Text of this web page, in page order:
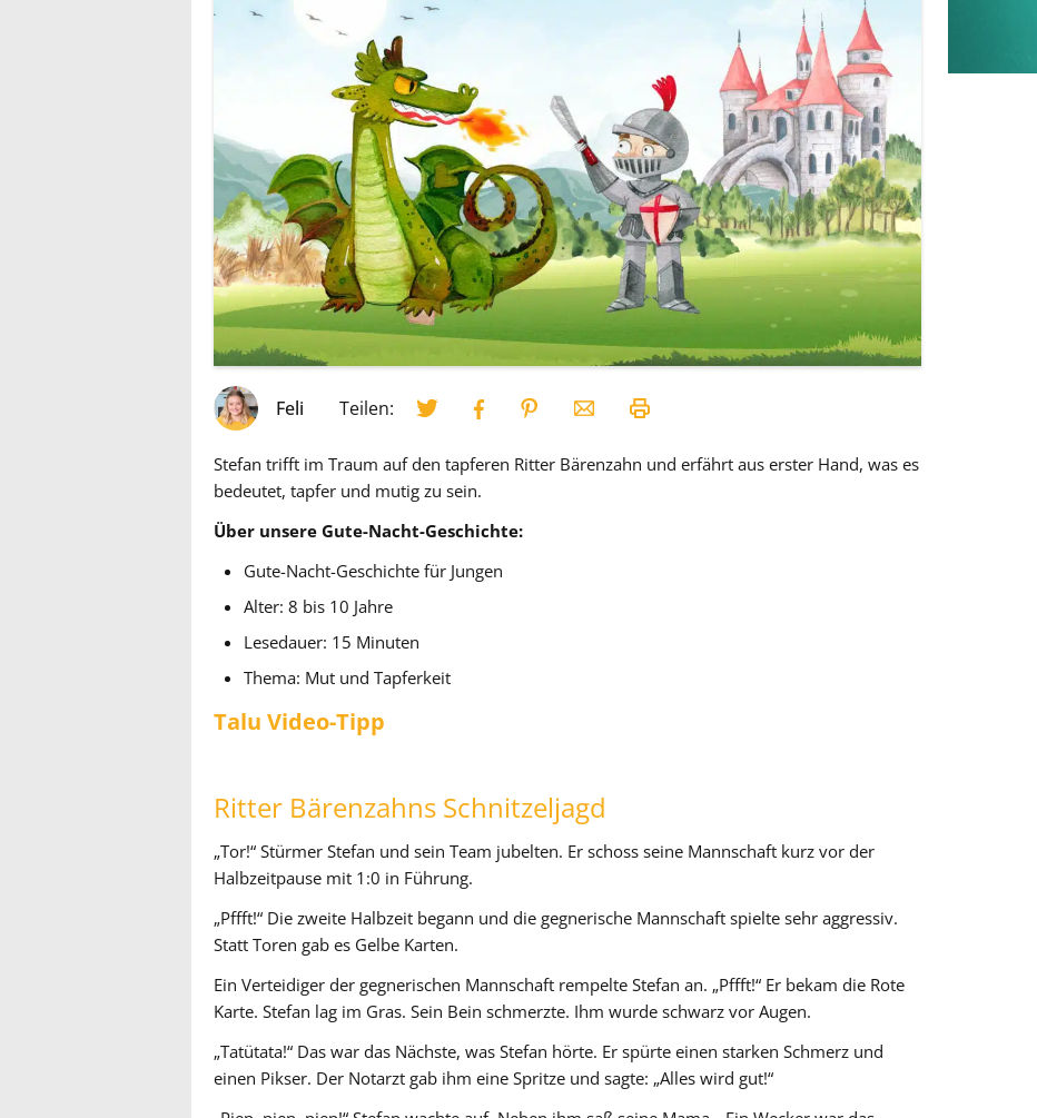
Feli Teilen:
Stefan trifft im Traum auf den tapferen Ritter Bärenzahn und erfährt aus erster Hand, was es
bedeutet, tapfer und mutig zu sein.
Über unsere Gute-Nacht-Geschichte:
Gute-Nacht-Geschichte für Jungen
Alter: 8 bis 10 Jahre
Lesedauer: 15 Minuten
Thema: Mut und Tapferkeit
Talu Video-Tipp
Ritter Bärenzahns Schnitzeljagd
„Tor!“ Stürmer Stefan und sein Team jubelten. Er schoss seine Mannschaft kurz vor der
Halbzeitpause mit 1:0 in Führung.
„Pffft!“ Die zweite Halbzeit begann und die gegnerische Mannschaft spielte sehr aggressiv.
Statt Toren gab es Gelbe Karten.
Ein Verteidiger der gegnerischen Mannschaft rempelte Stefan an. „Pffft!“ Er bekam die Rote
Karte. Stefan lag im Gras. Sein Bein schmerzte. Ihm wurde schwarz vor Augen.
„Tatütata!“ Das war das Nächste, was Stefan hörte. Er spürte einen starken Schmerz und
einen Pikser. Der Notarzt gab ihm eine Spritze und sagte: „Alles wird gut!“